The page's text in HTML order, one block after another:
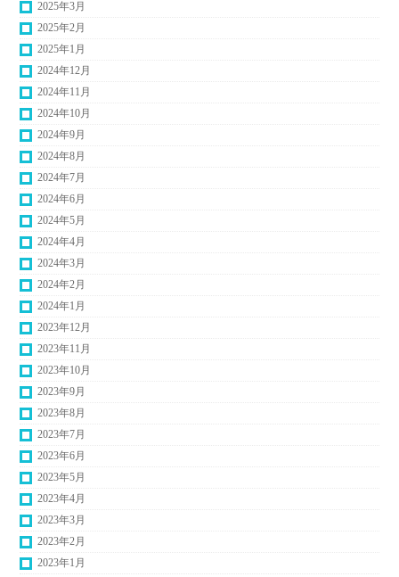
2025年3月
2025年2月
2025年1月
2024年12月
2024年11月
2024年10月
2024年9月
2024年8月
2024年7月
2024年6月
2024年5月
2024年4月
2024年3月
2024年2月
2024年1月
2023年12月
2023年11月
2023年10月
2023年9月
2023年8月
2023年7月
2023年6月
2023年5月
2023年4月
2023年3月
2023年2月
2023年1月